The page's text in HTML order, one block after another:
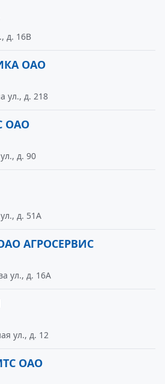
д. 16В
ОАО
ул., д. 218
ОАО
д. 90
д. 51А
АГРОСЕРВИС
ул., д. 16А
ул., д. 12
ОАО